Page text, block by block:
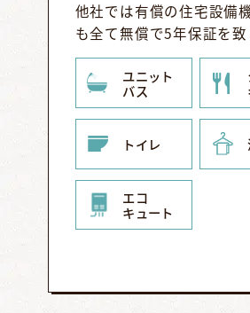
他社では有償の住宅設備
も全て無償で5年保証を致
ユニット
バス
トイレ
エコ
キュート